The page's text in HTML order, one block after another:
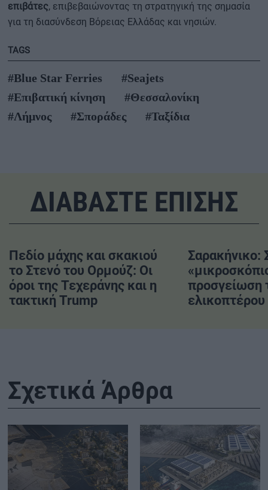
επιβάτες, επιβεβαιώνοντας τη στρατηγική της σημασία
για τη διασύνδεση Βόρειας Ελλάδας και νησιών.
TAGS
#Blue Star Ferries
#Seajets
#Επιβατική κίνηση
#Θεσσαλονίκη
#Λήμνος
#Σποράδες #Ταξίδια
ΔΙΑΒΑΣΤΕ ΕΠΙΣΗΣ
Πεδίο μάχης και σκακιού
το Στενό του Ορμούζ: Οι
όροι της Τεχεράνης και η
τακτική Trump
Σαρακήνικο:
προσγείωση
ελικοπτέρου
Σχετικά Άρθρα